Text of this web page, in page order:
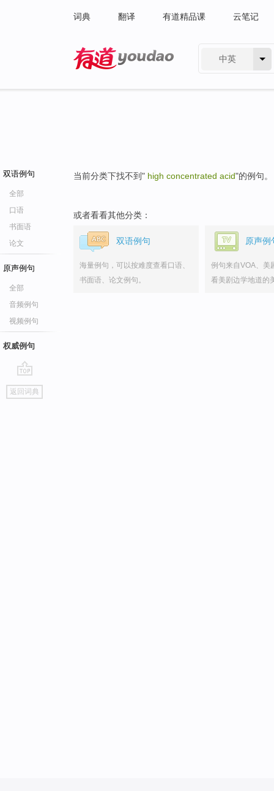
词典 翻译 有道精品课 云笔记
中英
双语例句
全部
口语
书面语
论文
原声例句
全部
音频例句
视频例句
权威例句
go
top
返回词典
当前分类下找不到" high concentrated acid"的例句。
或者看看其他分类：
双语例句
海量例句，可以按难度查看口语、
书面语、论文例句。
原声例
例句来自VOA、美
看美剧边学地道的